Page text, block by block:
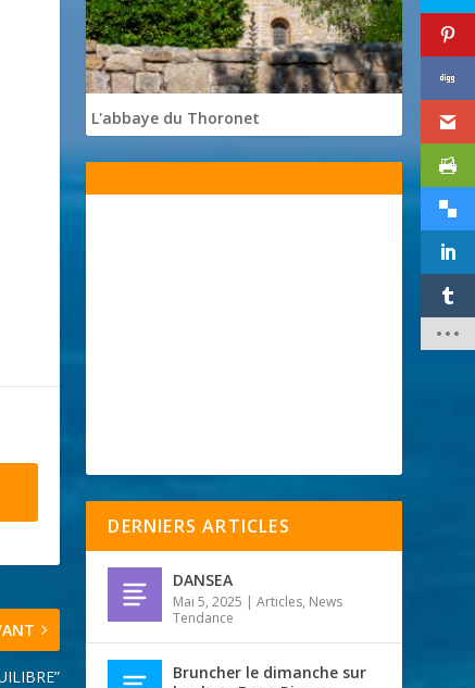
L'abbaye du Thoronet
DERNIERS ARTICLES
DANSEA
Mai 5, 2025 |Articles, News
Tendance
Bruncher le dimanche sur